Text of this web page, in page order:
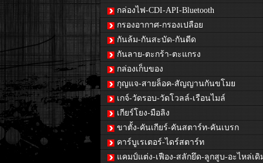
กล่องไฟ-CDI-API-Bluetooth
กรองอากาศ-กรองเปลือย
กันล้ม-กันสะบัด-กันดีด
กันลาย-ตะกร้า-ตะแกรง
กล่องเก็บของ
กุญแจ-สายล็อค-สัญญานกันขโมย
เกจ์-วัดรอบ-วัดโวลล์-เรือนไมล์
เกียร์โยง-มือลิง
ขาตั้ง-คันเกียร์-คันสตาร์ท-คันเบรก
คาร์บูเรเตอร์-ไดร์สตาร์ท
แคมป์แต่ง-เฟือง-สลักยึด-ลูกสูบ-อะไหล่เดิ